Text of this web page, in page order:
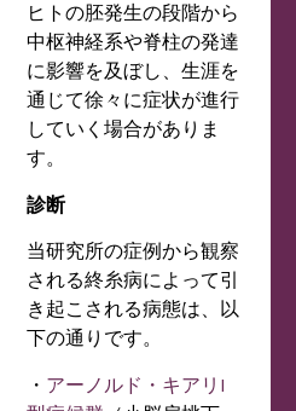
ヒトの胚発生の段階から
中枢神経系や脊柱の発達
に影響を及ぼし、生涯を
通じて徐々に症状が進行
していく場合がありま
す。
診断
当研究所の症例から観察
される終糸病によって引
き起こされる病態は、以
下の通りです。
・ アーノルド・キアリI